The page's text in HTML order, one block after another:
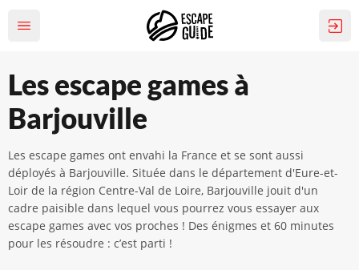
Les escape games à
Barjouville
Les escape games ont envahi la France et se sont aussi
déployés à Barjouville. Située dans le département d'Eure-et-
Loir de la région Centre-Val de Loire, Barjouville jouit d'un
cadre paisible dans lequel vous pourrez vous essayer aux
escape games avec vos proches ! Des énigmes et 60 minutes
pour les résoudre : c’est parti !